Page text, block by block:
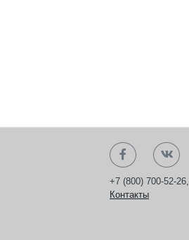
+7 (800) 700-52-26,
Контакты